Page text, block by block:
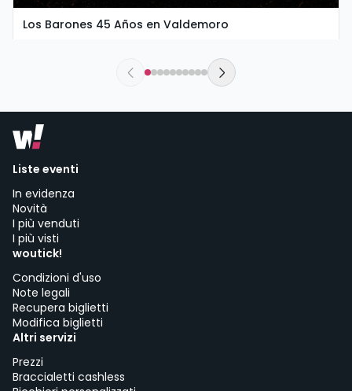
Los Barones 45 Años en Valdemoro
The New Valdemoro El Restón | Valdemoro
Liste eventi
In evidenza
Novità
I più venduti
I più visti
woutick!
Condizioni d'uso
Note legali
Recupera biglietti
Modifica biglietti
Altri servizi
Prezzi
Braccialetti cashless